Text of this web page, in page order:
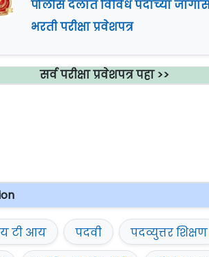
पोलीस दलात विविध पदांच्या
भरती परीक्षा प्रवेशपत्र
सर्व परीक्षा प्रवेशपत्र पहा >>
टी आय पदवी
पदव्युत्तर शिक्षण